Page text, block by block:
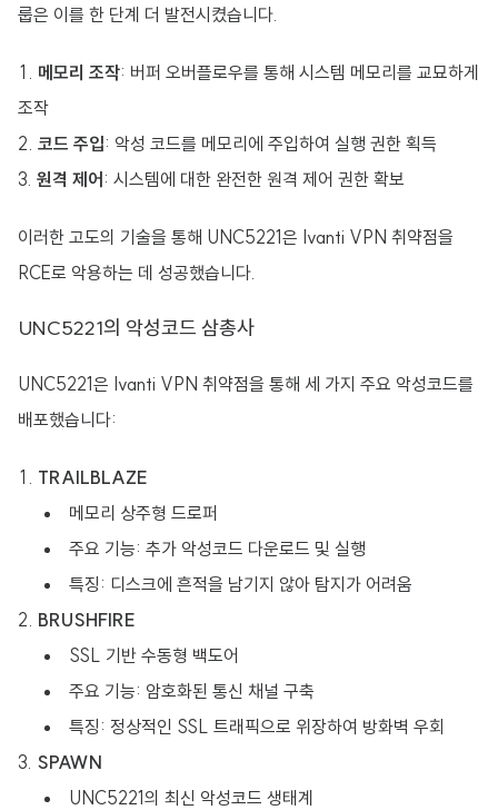
룹은 이를 한 단계 더 발전시켰습니다.
메모리 조작: 버퍼 오버플로우를 통해 시스템 메모리를 교묘하게
조작
코드 주입: 악성 코드를 메모리에 주입하여 실행 권한 획득
원격 제어 : 시스템에 대한 완전한 원격 제어 권한 확보
이러한 고도의 기술을 통해 UNC5221은 Ivanti VPN 취약점을
RCE로 악용하는 데 성공했습니다.
UNC5221의 악성코드 삼총사
UNC5221은 Ivanti VPN 취약점을 통해 세 가지 주요 악성코드를
배포했습니다:
TRAILBLAZE
메모리 상주형 드로퍼
주요 기능: 추가 악성코드 다운로드 및 실행
특징: 디스크에 흔적을 남기지 않아 탐지가 어려움
BRUSHFIRE
SSL 기반 수동형 백도어
주요 기능: 암호화된 통신 채널 구축
특징: 정상적인 SSL 트래픽으로 위장하여 방화벽 우회
SPAWN
UNC5221의 최신 악성코드 생태계